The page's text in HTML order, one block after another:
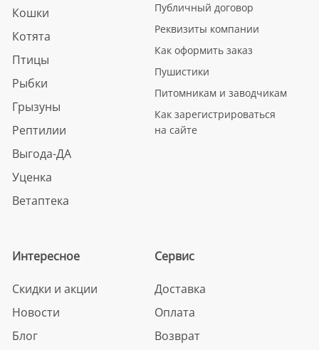
Кошки
Котята
Птицы
Рыбки
Грызуны
Рептилии
Выгода-ДА
Уценка
Ветаптека
Публичный договор
Реквизиты компании
Как оформить заказ
Пушистики
Питомникам и заводчикам
Как зарегистрироваться
на сайте
Интересное
Скидки и акции
Новости
Блог
Сервис
Доставка
Оплата
Возврат